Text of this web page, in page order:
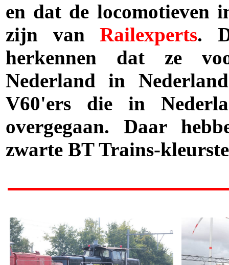
en dat de locomotieven
zijn vanRailexperts.
herkennen dat ze
Nederland in
V60'ers die in
overgegaan. Daar
zwarte BT Trains-